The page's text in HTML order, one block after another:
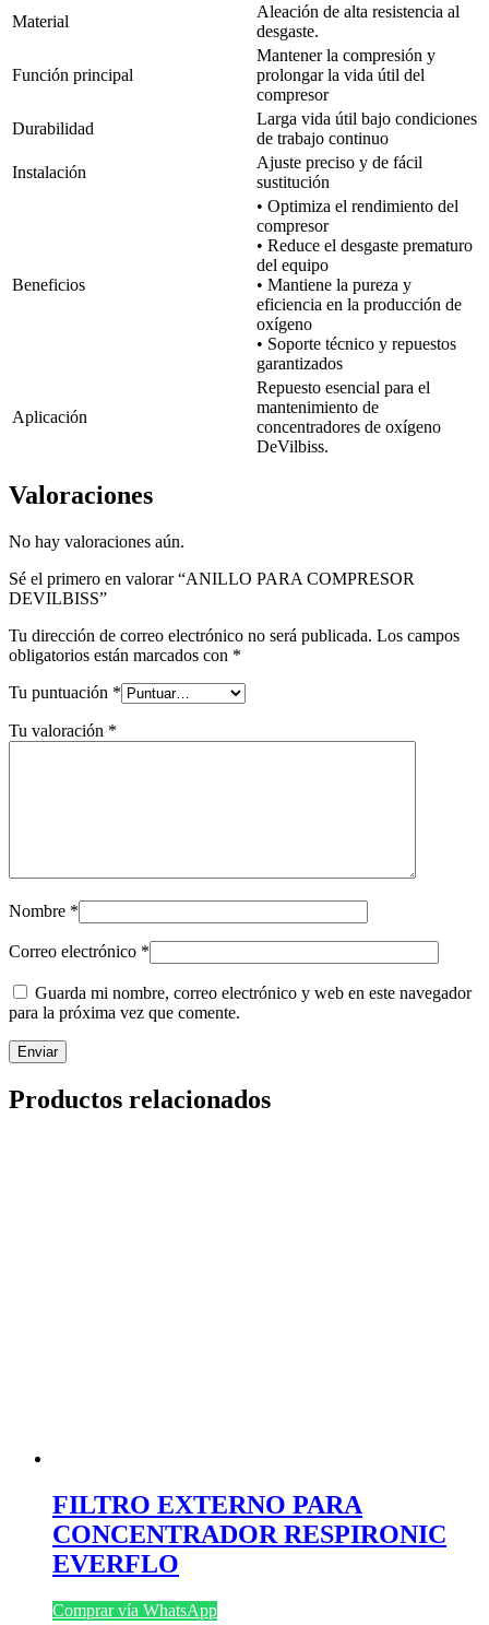
Material
Aleación de alta resistencia al
desgaste.
Función principal
Mantener la compresión y
prolongar la vida útil del
compresor
Durabilidad
Larga vida útil bajo condiciones
de trabajo continuo
Instalación
Ajuste preciso y de fácil
sustitución
Beneficios
• Optimiza el rendimiento del
compresor
• Reduce el desgaste prematuro
del equipo
• Mantiene la pureza y
eficiencia en la producción de
oxígeno
• Soporte técnico y repuestos
garantizados
Aplicación
Repuesto esencial para el
mantenimiento de
concentradores de oxígeno
DeVilbiss.
Valoraciones
No hay valoraciones aún.
Sé el primero en valorar “ANILLO PARA COMPRESOR
DEVILBISS”
Tu dirección de correo electrónico no será publicada. Los campos
obligatorios están marcados con *
Tu puntuación *
Tu valoración *
Nombre *
Correo electrónico *
Guarda mi nombre, correo electrónico y web en este navegador
para la próxima vez que comente.
Productos relacionados
FILTRO EXTERNO PARA
CONCENTRADOR RESPIRONIC
EVERFLO
Comprar vía WhatsApp